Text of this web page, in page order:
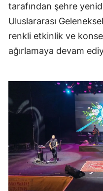
tarafından şehre
Uluslararası
renkli etkinlik ve
ağırlamaya devam